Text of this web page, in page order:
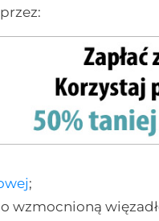
;
wzmocnioną